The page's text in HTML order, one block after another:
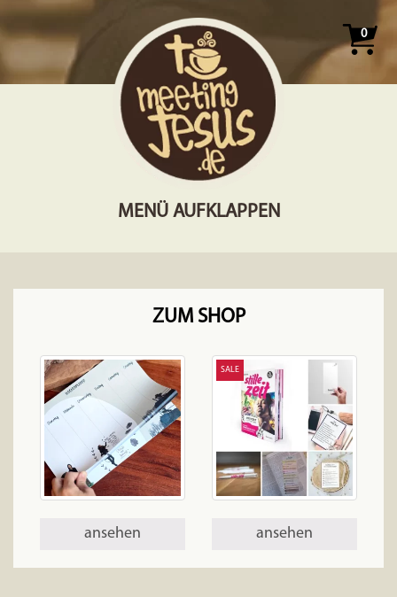
0
MENÜ AUFKLAPPEN
ZUM SHOP
ansehen
SALE
ansehen